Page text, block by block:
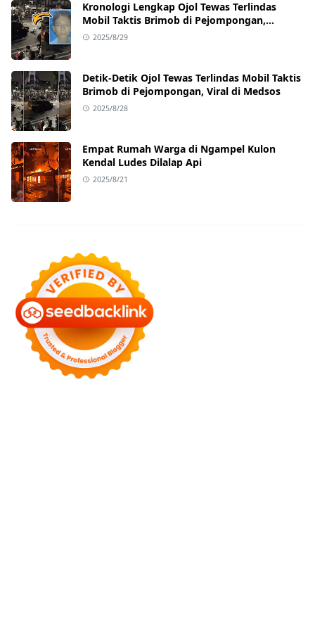
Kronologi Lengkap Ojol Tewas Terlindas
Mobil Taktis Brimob di Pejompongan,
Ternyata Sedang Antar Orderan
2025/8/29
Detik-Detik Ojol Tewas Terlindas Mobil Taktis
Brimob di Pejompongan, Viral di Medsos
2025/8/28
Empat Rumah Warga di Ngampel Kulon
Kendal Ludes Dilalap Api
2025/8/21